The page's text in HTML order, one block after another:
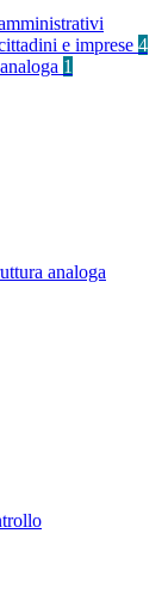
e imprese 4
1
analoga